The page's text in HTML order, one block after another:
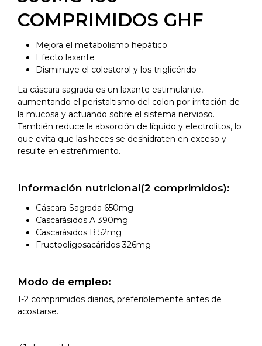
COMPRIMIDOS GHF
Mejora el metabolismo hepático
Efecto laxante
Disminuye el colesterol y los triglicérido
La cáscara sagrada es un laxante estimulante,
aumentando el peristaltismo del colon por irritación de
la mucosa y actuando sobre el sistema nervioso.
También reduce la absorción de líquido y electrolitos, lo
que evita que las heces se deshidraten en exceso y
resulte en estreñimiento.
Información nutricional(2 comprimidos):
Cáscara Sagrada 650mg
Cascarásidos A 390mg
Cascarásidos B 52mg
Fructooligosacáridos 326mg
Modo de empleo:
1-2 comprimidos diarios, preferiblemente antes de
acostarse.